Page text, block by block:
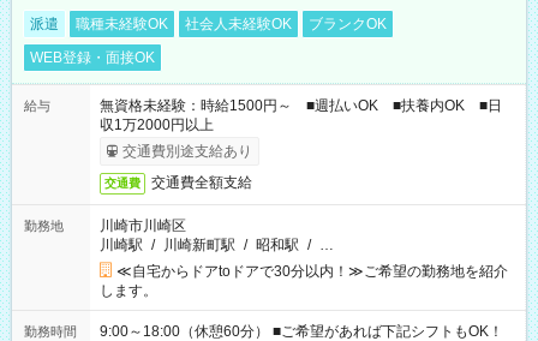
派遣 職種未経験OK 社会人未経験OK
ブランクOK
WEB登録・面接OK
給与
無資格未経験：時給1500円～ ■週払いOK ■扶養内OK ■日
収1万2000円以上
交通費別途支給あり
交通費 交通費全額支給
勤務地
川崎市川崎区
川崎駅 / 川崎新町駅 / 昭和駅 / …
≪自宅からドアtoドアで30分以内！≫ご希望の勤務地を紹介
します。
勤務時間
9:00～18:00（休憩60分） ■ご希望があれば下記シフトもOK！